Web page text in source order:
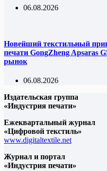
06.08.2026
Новейший текстильный
печати GongZheng Apsaras
рынок
06.08.2026
Издательская группа
«Индустрия печати»
Ежеквартальный журнал
«Цифровой текстиль»
www.digitaltextile.net
Журнал и портал
«Индустрия печати»